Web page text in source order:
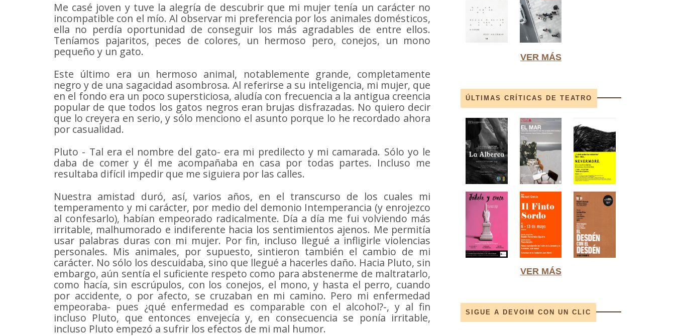
Me casé joven y tuve la alegría de descubrir que mi mujer tenía un carácter no
incompatible con el mío. Al observar mi preferencia por los animales domésticos,
ella no perdía oportunidad de conseguir los más agradables de entre ellos.
Teníamos pajaritos, peces de colores, un hermoso pero, conejos, un mono
pequeño y un gato.
Este último era un hermoso animal, notablemente grande, completamente
negro y de una sagacidad asombrosa. Al referirse a su inteligencia, mi mujer, que
en el fondo era un poco supersticiosa, aludía con frecuencia a la antigua creencia
popular de que todos los gatos negros eran brujas disfrazadas. No quiero decir
que lo creyera en serio, y sólo menciono el asunto porque lo he recordado ahora
por casualidad.
Pluto - Tal era el nombre del gato- era mi predilecto y mi camarada. Sólo yo le
daba de comer y él me acompañaba en casa por todas partes. Incluso me
resultaba difícil impedir que me siguiera por las calles.
Nuestra amistad duró, así, varios años, en el transcurso de los cuales mi
temperamento y mi carácter, por medio del demonio Intemperancia (y enrojezco
al confesarlo), habían empeorado radicalmente. Día a día me fui volviendo más
irritable, malhumorado e indiferente hacia los sentimientos ajenos. Me permitía
usar palabras duras con mi mujer. Por fin, incluso llegué a infligirle violencias
personales. Mis animales, por supuesto, sintieron también el cambio de mi
carácter. No sólo los descuidaba, sino que llegué a hacerles daño. Hacia Pluto, sin
embargo, aún sentía el suficiente respeto como para abstenerme de maltratarlo,
como hacía, sin escrúpulos, con los conejos, el mono, y hasta el perro, cuando
por accidente, o por afecto, se cruzaban en mi camino. Pero mi enfermedad
empeoraba- pues ¿qué enfermedad es comparable con el alcohol?-, y al fin
incluso Pluto, que entonces envejecía y, en consecuencia se ponía irritable,
incluso Pluto empezó a sufrir los efectos de mi mal humor.
VER MÁS
ÚLTIMAS CRÍTICAS DE TEATRO
VER MÁS
SIGUE A DEVOIM CON UN CLIC